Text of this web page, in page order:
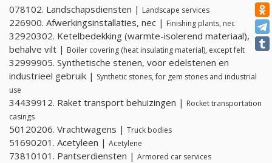
078102. Landschapsdiensten | Landscape services
226900. Afwerkingsinstallaties, nec | Finishing plants, nec
32920302. Ketelbedekking (warmte-isolerend materiaal),
behalve vilt | Boiler covering (heat insulating material), except felt
32999905. Synthetische stenen, voor edelstenen en
industrieel gebruik | Synthetic stones, for gem stones and industrial
use
34439912. Raket transport behuizingen | Rocket transportation
casings
50120206. Vrachtwagens | Truck bodies
51690201. Acetyleen | Acetylene
73810101. Pantserdiensten | Armored car services